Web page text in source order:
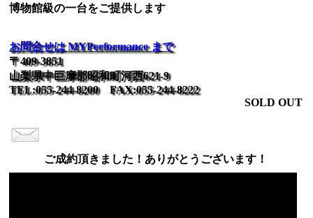
博物館級の一台をご提供します
お問合せは MYPerformance まで
〒409-3851
山梨県中巨摩郡昭和町河西621-9
TEL:055-244-8200 FAX:055-244-8222
SOLD OUT
ご成約頂きました！ありがとうございます！